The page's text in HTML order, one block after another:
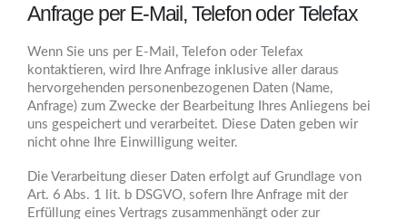
Anfrage per E-Mail, Telefon oder Telefax
Wenn Sie uns per E-Mail, Telefon oder Telefax
kontaktieren, wird Ihre Anfrage inklusive aller daraus
hervorgehenden personenbezogenen Daten (Name,
Anfrage) zum Zwecke der Bearbeitung Ihres Anliegens bei
uns gespeichert und verarbeitet. Diese Daten geben wir
nicht ohne Ihre Einwilligung weiter.
Die Verarbeitung dieser Daten erfolgt auf Grundlage von
Art. 6 Abs. 1 lit. b DSGVO, sofern Ihre Anfrage mit der
Erfüllung eines Vertrags zusammenhängt oder zur